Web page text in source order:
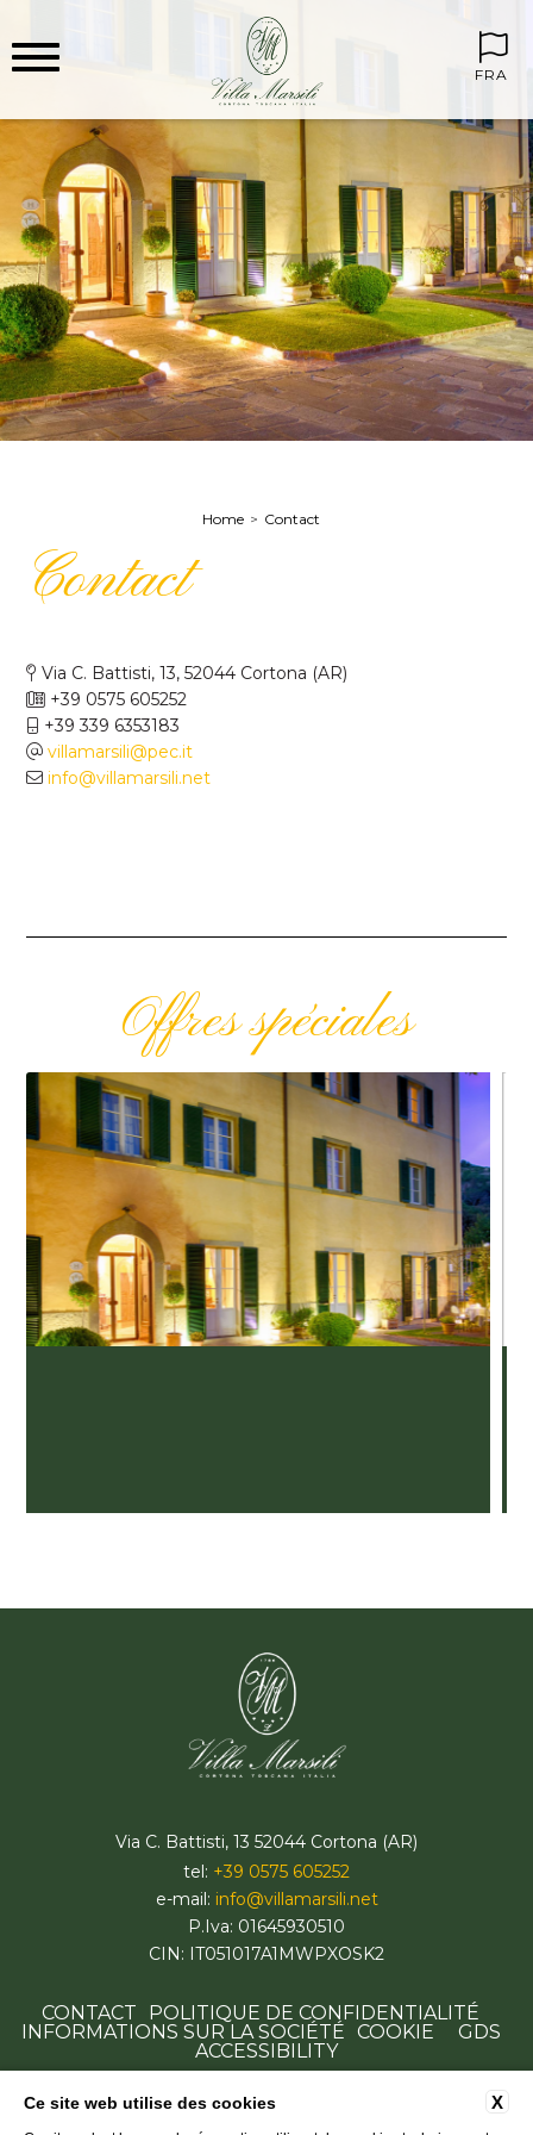
FRA
Home Contact
Contact
Via C. Battisti, 13, 52044 Cortona (AR)
+39 0575 605252
+39 339 6353183
villamarsili@pec.it
info@villamarsili.net
Offres spéciales
Via C. Battisti, 13 52044 Cortona (AR)
tel: +39 0575 605252
e-mail: info@villamarsili.net
P.Iva: 01645930510
CIN: IT051017A1MWPXOSK2
CONTACT
POLITIQUE DE CONFIDENTIALITÉ
INFORMATIONS SUR LA SOCIÉTÉ COOKIE
GDS
ACCESSIBILITY
X
Ce site web utilise des cookies